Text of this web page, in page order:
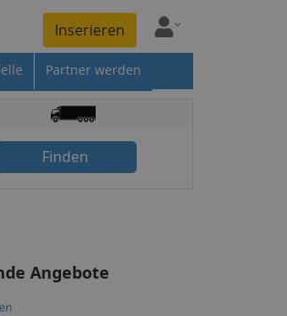
Inserieren
Partner werden
Finden
Angebote